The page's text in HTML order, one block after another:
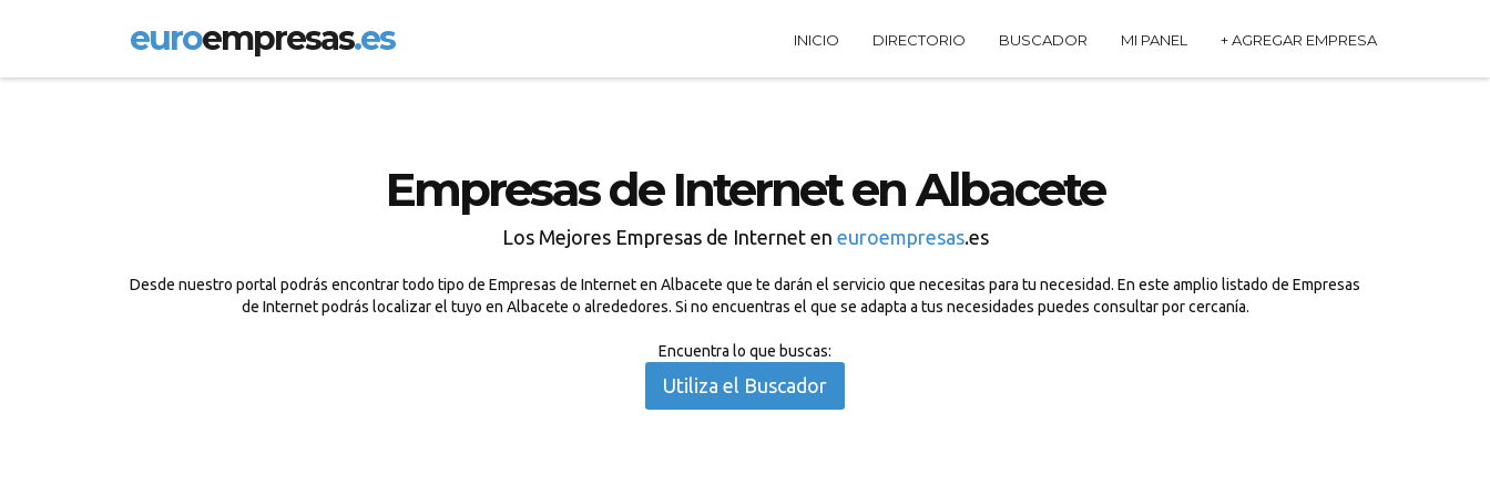
euroempresas.es INICIO DIRECTORIO BUSCADOR MI PANEL + AGREGAR EMPRESA
Empresas de Internet en Albacete
Los Mejores Empresas de Internet en euroempresas.es
Desde nuestro portal podrás encontrar todo tipo de Empresas de Internet en Albacete que te darán el servicio que necesitas para tu necesidad. En este amplio listado de Empresas
de Internet podrás localizar el tuyo en Albacete o alrededores. Si no encuentras el que se adapta a tus necesidades puedes consultar por cercanía.
Encuentra lo que buscas:
Utiliza el Buscador